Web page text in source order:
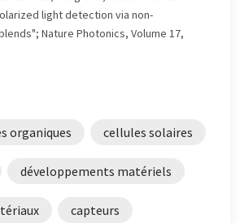
original dans Anglais peut être
light detection via non-
Nature Photonics, Volume 17,
organiques cellules solaires
développements matériels
capteurs